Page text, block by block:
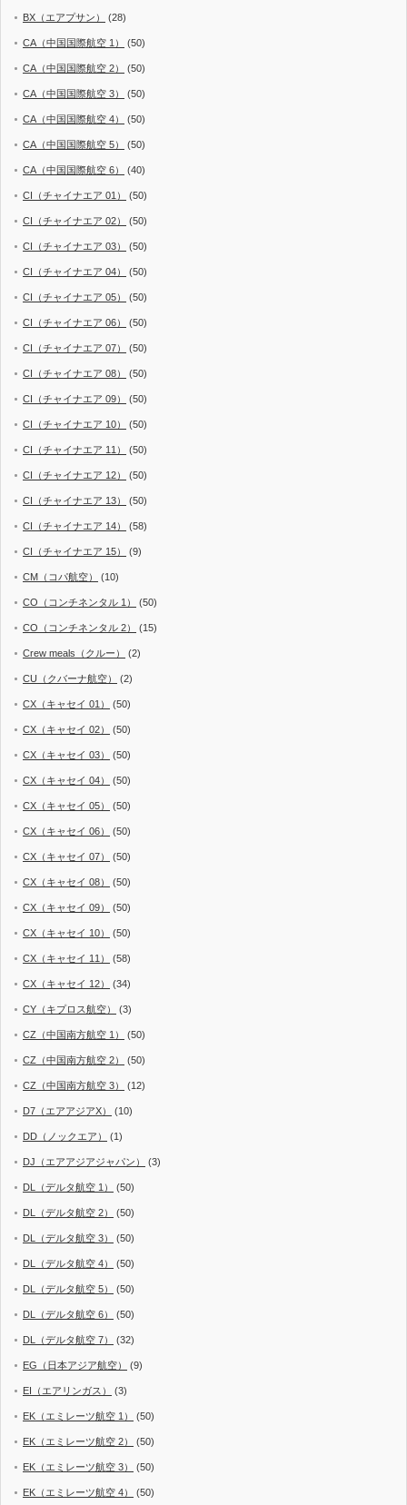
BX（エアプサン） (28)
CA（中国国際航空 1） (50)
CA（中国国際航空 2） (50)
CA（中国国際航空 3） (50)
CA（中国国際航空 4） (50)
CA（中国国際航空 5） (50)
CA（中国国際航空 6） (40)
CI（チャイナエア 01） (50)
CI（チャイナエア 02） (50)
CI（チャイナエア 03） (50)
CI（チャイナエア 04） (50)
CI（チャイナエア 05） (50)
CI（チャイナエア 06） (50)
CI（チャイナエア 07） (50)
CI（チャイナエア 08） (50)
CI（チャイナエア 09） (50)
CI（チャイナエア 10） (50)
CI（チャイナエア 11） (50)
CI（チャイナエア 12） (50)
CI（チャイナエア 13） (50)
CI（チャイナエア 14） (58)
CI（チャイナエア 15） (9)
CM（コパ航空） (10)
CO（コンチネンタル 1） (50)
CO（コンチネンタル 2） (15)
Crew meals（クルー） (2)
CU（クバーナ航空） (2)
CX（キャセイ 01） (50)
CX（キャセイ 02） (50)
CX（キャセイ 03） (50)
CX（キャセイ 04） (50)
CX（キャセイ 05） (50)
CX（キャセイ 06） (50)
CX（キャセイ 07） (50)
CX（キャセイ 08） (50)
CX（キャセイ 09） (50)
CX（キャセイ 10） (50)
CX（キャセイ 11） (58)
CX（キャセイ 12） (34)
CY（キプロス航空） (3)
CZ（中国南方航空 1） (50)
CZ（中国南方航空 2） (50)
CZ（中国南方航空 3） (12)
D7（エアアジアX） (10)
DD（ノックエア） (1)
DJ（エアアジアジャパン） (3)
DL（デルタ航空 1） (50)
DL（デルタ航空 2） (50)
DL（デルタ航空 3） (50)
DL（デルタ航空 4） (50)
DL（デルタ航空 5） (50)
DL（デルタ航空 6） (50)
DL（デルタ航空 7） (32)
EG（日本アジア航空） (9)
EI（エアリンガス） (3)
EK（エミレーツ航空 1） (50)
EK（エミレーツ航空 2） (50)
EK（エミレーツ航空 3） (50)
EK（エミレーツ航空 4） (50)